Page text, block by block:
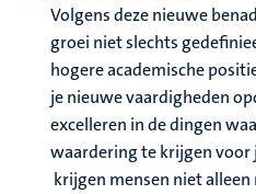
Volgens deze nieuwe
groei niet slechts
hogere academische
je nieuwe vaardigheden
excelleren in de dingen
waardering te krijgen voor
krijgen mensen niet